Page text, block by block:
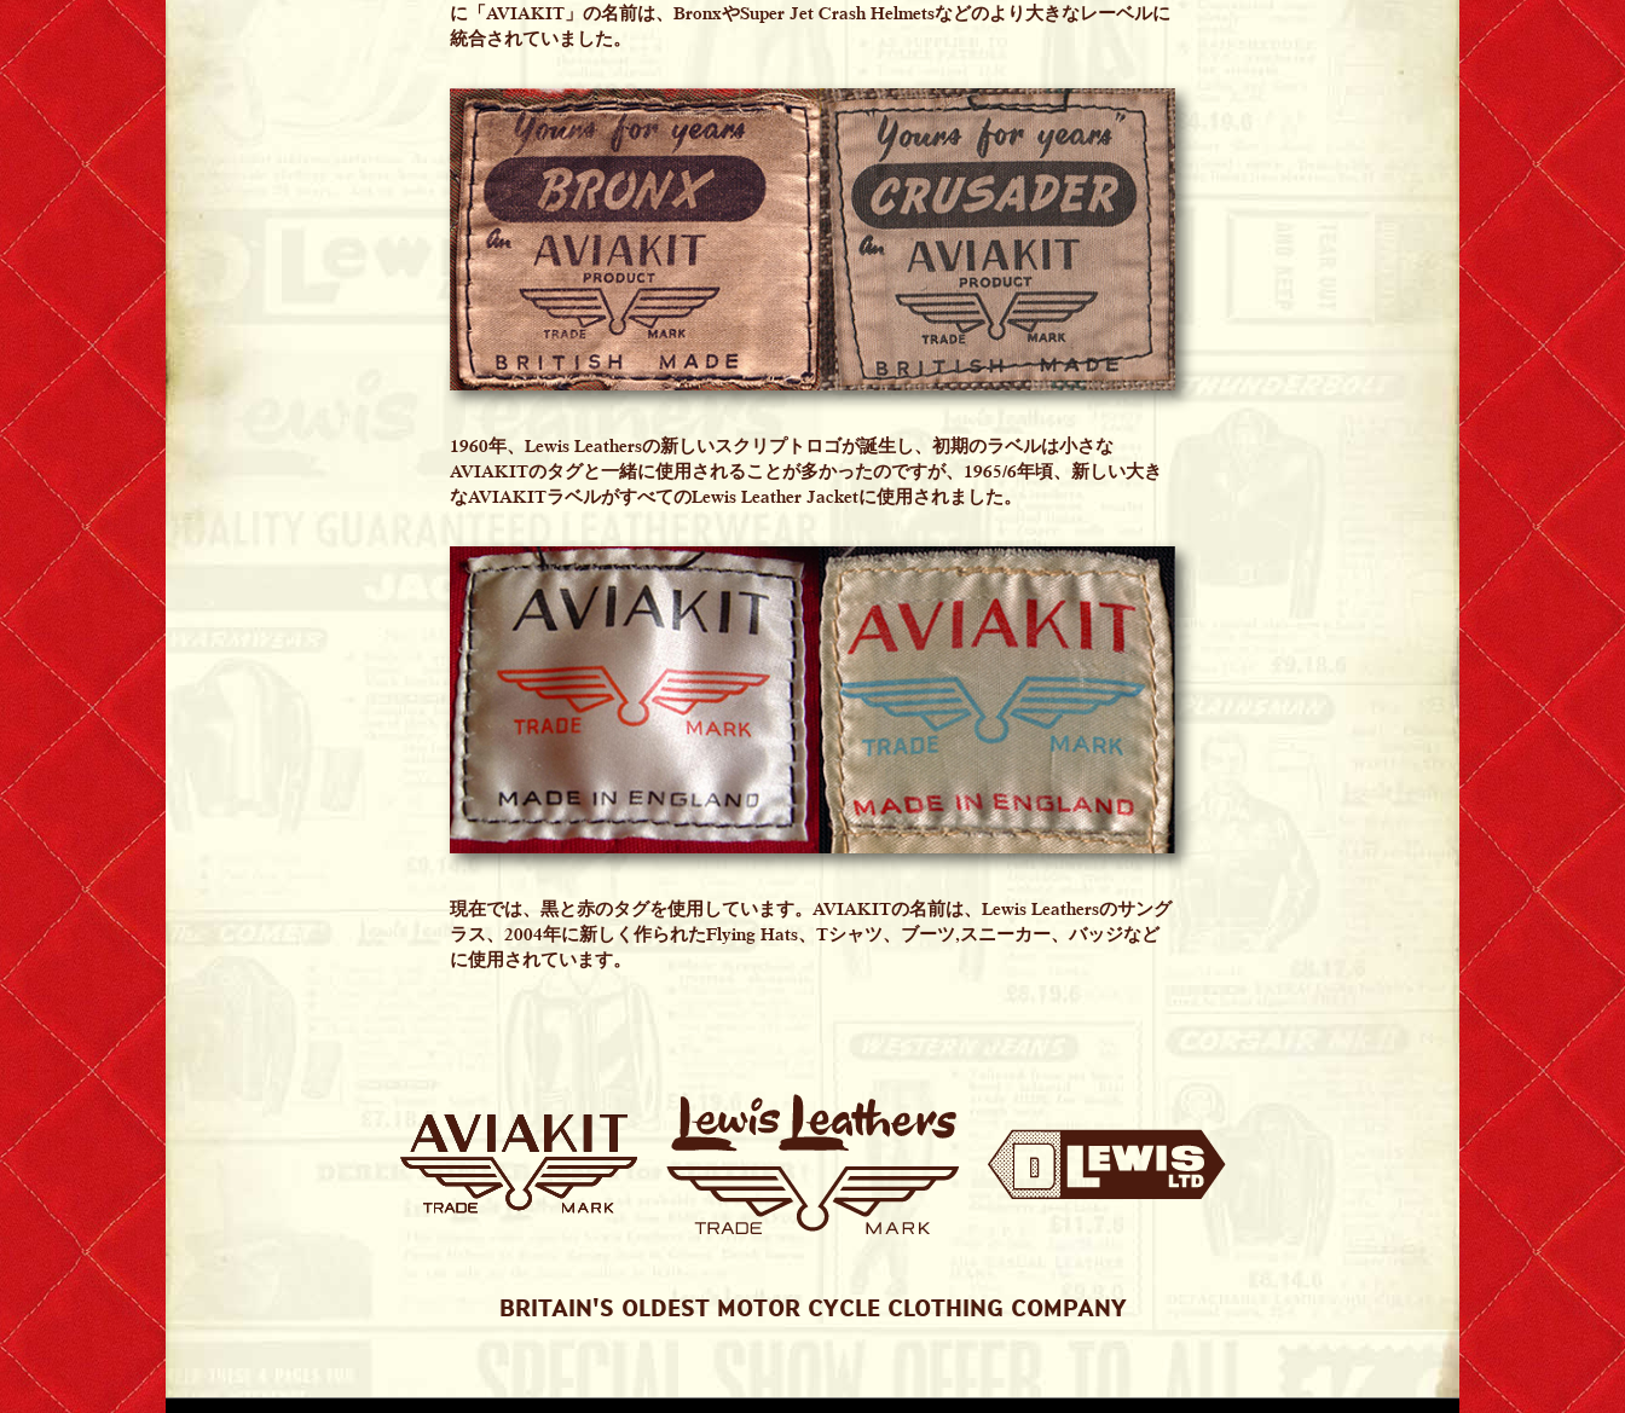
に「AVIAKIT」の名前は、BronxやSuper Jet Crash Helmetsなどのより大きなレーベルに
統合されていました。
1960年、Lewis Leathersの新しいスクリプトロゴが誕生し、初期のラベルは小さな
AVIAKITのタグと一緒に使用されることが多かったのですが、1965/6年頃、新しい大き
なAVIAKITラベルがすべてのLewis Leather Jacketに使用されました。
現在では、黒と赤のタグを使用しています。AVIAKITの名前は、Lewis Leathersのサング
ラス、2004年に新しく作られたFlying Hats、Tシャツ、ブーツ,スニーカー、バッジなど
に使用されています。
BRITAIN'S OLDEST MOTOR CYCLE CLOTHING COMPANY